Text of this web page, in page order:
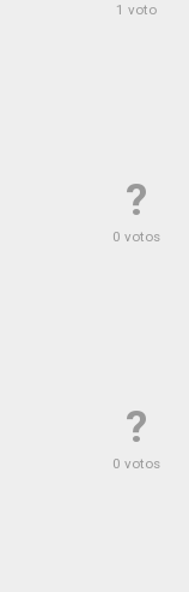
1 voto
?
0 votos
?
0 votos